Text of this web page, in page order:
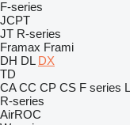
F-series
JCPT
JT R-series
Framax Frami
DH DL DX
TD
CA CC CP CS F series
R-series
AirROC